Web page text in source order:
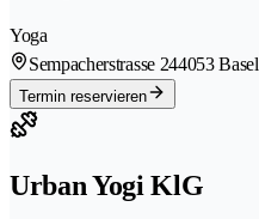
Yoga
Sempacherstrasse 244053 Basel
Termin reservieren
Urban Yogi KlG